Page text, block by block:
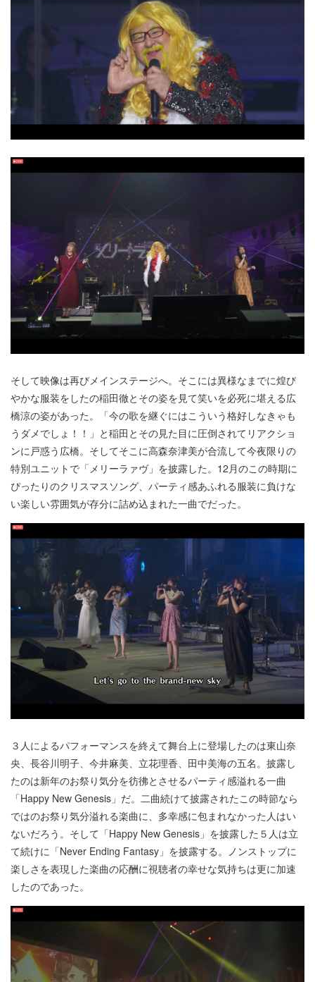
そして映像は再びメインステージへ。そこには異様なまでに煌び
やかな服装をしたの稲田徹とその姿を見て笑いを必死に堪える広
橋涼の姿があった。「今の歌を継ぐにはこういう格好しなきゃも
うダメでしょ！！」と稲田とその見た目に圧倒されてリアクショ
ンに戸惑う広橋。そしてそこに高森奈津美が合流して今夜限りの
特別ユニットで「メリーラァヴ」を披露した。12月のこの時期に
ぴったりのクリスマスソング、パーティ感あふれる服装に負けな
い楽しい雰囲気が存分に詰め込まれた一曲でだった。
３人によるパフォーマンスを終えて舞台上に登場したのは東山奈
央、長谷川明子、今井麻美、立花理香、田中美海の五名。披露し
たのは新年のお祭り気分を彷彿とさせるパーティ感溢れる一曲
「Happy New Genesis」だ。二曲続けて披露されたこの時節なら
ではのお祭り気分溢れる楽曲に、多幸感に包まれなかった人はい
ないだろう。そして「Happy New Genesis」を披露した５人は立
て続けに「Never Ending Fantasy」を披露する。ノンストップに
楽しさを表現した楽曲の応酬に視聴者の幸せな気持ちは更に加速
したのであった。